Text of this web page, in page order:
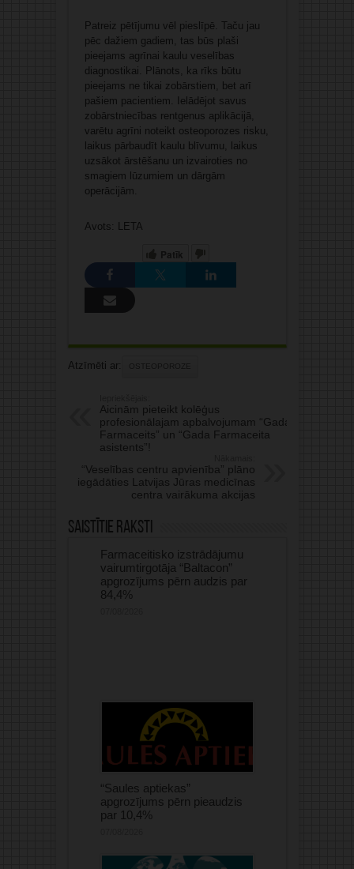
Patreiz pētījumu vēl pieslīpē. Taču jau
pēc dažiem gadiem, tas būs plaši
pieejams agrīnai kaulu veselības
diagnostikai. Plānots, ka rīks būtu
pieejams ne tikai zobārstiem, bet arī
pašiem pacientiem. Ielādējot savus
zobārstniecības rentgenus aplikācijā,
varētu agrīni noteikt osteoporozes risku,
laikus pārbaudīt kaulu blīvumu, laikus
uzsākot ārstēšanu un izvairoties no
smagiem lūzumiem un dārgām
operācijām.
Avots: LETA
Patīk
Atzīmēti ar: OSTEOPOROZE
Aicinām pieteikt kolēģus
profesionālajam apbalvojumam “Gada
Farmaceits” un “Gada Farmaceita
asistents”!
“Veselības centru apvienība” plāno
iegādāties Latvijas Jūras medicīnas
centra vairākuma akcijas
Saistītie raksti
Farmaceitisko izstrādājumu
vairumtirgotāja “Baltacon”
apgrozījums pērn audzis par
84,4%
“Saules aptiekas”
apgrozījums pērn pieaudzis
par 10,4%